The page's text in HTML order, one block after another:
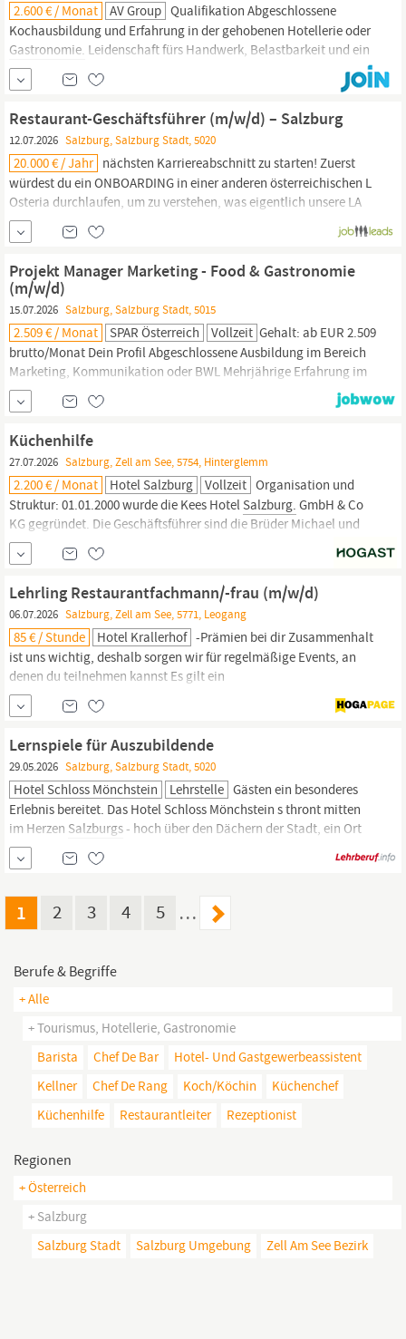
2.600 € / Monat AV Group Qualifikation Abgeschlossene
Kochausbildung und Erfahrung in der gehobenen Hotellerie oder
Gastronomie. Leidenschaft fürs Handwerk, Belastbarkeit und ein
ausgeprägtes Auge fürs Detail. Teamgeist und eine strukturierte
Arbeitsweise. Idealerweise wohnst Du bereits in oder um
da wir keine Unterkunft stellen. Benefits € 2.200,–...
Restaurant-Geschäftsführer (m/w/d) – Salzburg
12.07.2026 Salzburg, Salzburg Stadt, 5020
20.000 € / Jahr nächsten Karriereabschnitt zu starten! Zuerst
würdest du ein ONBOARDING in einer anderen österreichischen L
Osteria durchlaufen, um zu verstehen, was eigentlich unsere LA
FAMIGLIA ausmacht, bevor du dann die Leitung unseres Lokals in
Salzburgübernimmst.
Ein Eintritt ist ab sofort möglich! Das sind
Projekt Manager Marketing - Food & Gastronomie
(m/w/d)
15.07.2026 Salzburg, Salzburg Stadt, 5015
2.509 € / Monat SPAR Österreich Vollzeit Gehalt: ab EUR 2.509
brutto/Monat Dein Profil Abgeschlossene Ausbildung im Bereich
Marketing, Kommunikation oder BWL Mehrjährige Erfahrung im
Projekt Management, z. B. aus Agentur-, Marketing- oder
Handelsumfeld Erfahrung im
von Vorteil
Kundenerlebnis sowie...
Küchenhilfe
27.07.2026 Salzburg, Zell am See, 5754, Hinterglemm
2.200 € / Monat Hotel Salzburg Vollzeit Organisation und
Struktur: 01.01.2000 wurde die Kees Hotel Salzburg. GmbH & Co
KG gegründet. Die Geschäftsführer sind die Brüder Michael und
Anton Kees Ist-Situation Das Hotel
Hotellerie- undGastronomiebetrieb
und wurde in den letzten 5
Jahren von Grund renoviert und zum Teil neu gebaut....
Lehrling Restaurantfachmann/-frau (m/w/d)
06.07.2026 Salzburg, Zell am See, 5771, Leogang
85 € / Stunde Hotel Krallerhof -Prämien bei dir Zusammenhalt
ist uns wichtig, deshalb sorgen wir für regelmäßige Events, an
denen du teilnehmen kannst Es gilt ein
Kollektivvertragsmindestgehalt nach dem KV für Hotel und
Gaststätten des Landes
Wenn du gemeinsam mit uns
Wir freuen uns auf dich!
Lernspiele für Auszubildende
29.05.2026 Salzburg, Salzburg Stadt, 5020
Hotel Schloss Mönchstein Lehrstelle Gästen ein besonderes
Erlebnis bereitet. Das Hotel Schloss Mönchstein s thront mitten
im Herzen Salzburgs- hoch über den Dächern der Stadt, ein Ort
an dem Luxus, Geschichte und herzliche Gastfreundschaft
aufeinandertreffen. Unsere Herzlichkeit gilt jedoch nicht nur
Mitarbeitenden. Denn wir sind...
1 2 3 4 5 …
Berufe & Begriffe
+ Alle
+ Tourismus, Hotellerie, Gastronomie
Barista
Chef De Bar
Hotel- Und Gastgewerbeassistent
Kellner
Chef De Rang Koch/köchin
Küchenchef
Küchenhilfe
Restaurantleiter Rezeptionist
Regionen
+ Österreich
+ Salzburg
Salzburg Stadt
Salzburg Umgebung Zell Am See Bezirk